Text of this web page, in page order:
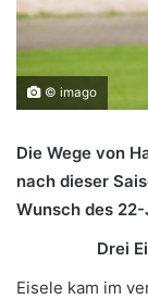
© imago
Die Wege von
nach dieser
Wunsch des
Drei
Eisele kam im